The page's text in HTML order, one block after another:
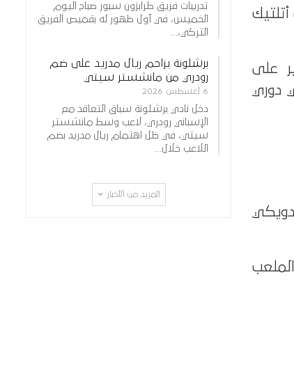
على أتلتيك
كبير على
في دوري
تدريبات فريق طرابزون سبور صباح اليوم
الخميس، في أول ظهور له بقميص الفريق
التركي،…
برشلونة يزاحم ريال مدريد على ضم
رودري من مانشستر سيتي
6 أغسطس 2026
دخل نادي برشلونة سباق التعاقد مع
الإسباني رودري، لاعب وسط مانشستر
سيتي، في ظل اهتمام ريال مدريد بضم
اللاعب خلال…
المزيد من الأخبار